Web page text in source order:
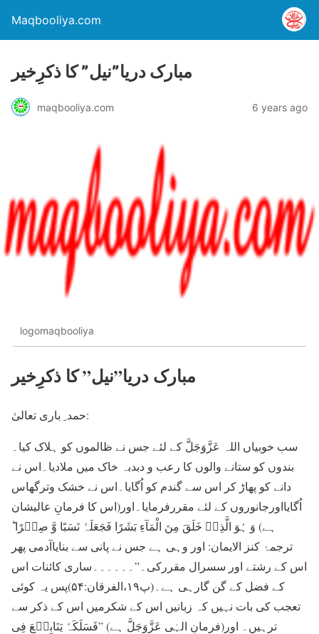
Maqbooliya.com
مبارک دریا”نیل” کا ذکرِخیر
maqbooliya.com 6 years ago
logomaqbooliya
مبارک دریا”نیل” کا ذکرِخیر
حمد ِ باری تعالیٰ:
سب خوبیاں اللہ عَزَّوَجَلَّ کے لئے جس نے ظالموں کو ہلاک کیا۔
بندوں کو ستانے والوں کا رعب و دبدبہ خاک میں ملادیا۔اس نے
دانے کو پھاڑ کر اس سے گندم کو اُگایا۔اس نے خشک وترگھاس
اُگایااورجانوروں کے لئے مقررفرمایا۔اور(اس کا فرمانِ عالیشان
ہے) وَ ہُوَ الَّذِیۡ خَلَقَ مِنَ الْمَآءِ بَشَرًا فَجَعَلَہٗ نَسَبًا وَّ صِہۡرًا ؕ
ترجمۂ کنز الایمان: اور وہی ہے جس نے پانی سے بنایاآدمی پھر
اس کے رشتے اور سسرال مقررکی۔”۔۔۔۔۔۔ساری کائنات اس
کے فضل کے گن گارہی ہے۔(پ۱۹،الفرقان:۵۴)پس یہ کوئی
تعجب کی بات نہیں کہ زبانیں اس کے شکرمیں اس کے ذکر سے
ترہیں۔ اور(فرمانِ الہٰی عَزَّوَجَلَّ ہے) ”فَسَلَکَہٗ یَنَابِیۡعَ فِی